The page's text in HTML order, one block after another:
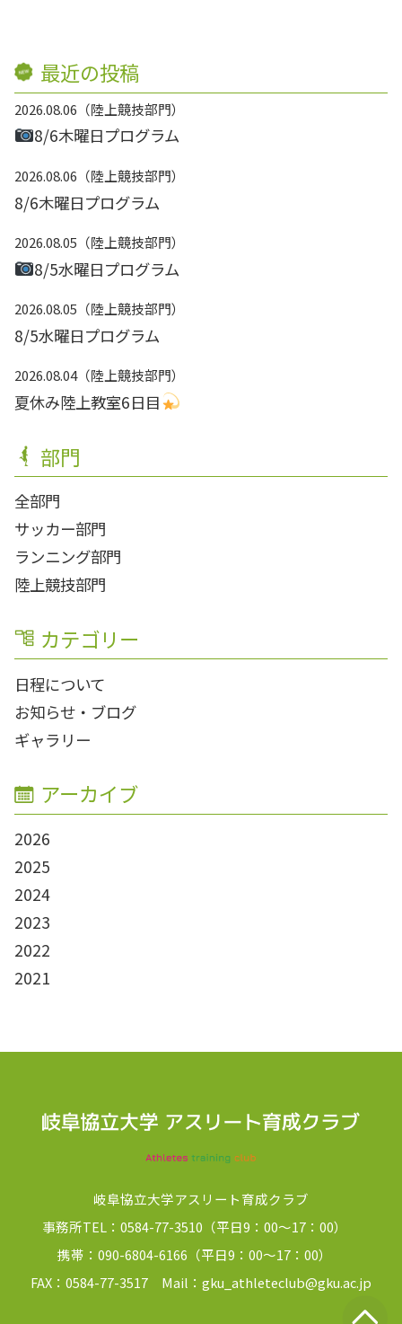
最近の投稿
2026.08.06 陸上競技部門
8/6木曜日プログラム
2026.08.06 陸上競技部門
8/6木曜日プログラム
2026.08.05 陸上競技部門
8/5水曜日プログラム
2026.08.05 陸上競技部門
8/5水曜日プログラム
2026.08.04 陸上競技部門
夏休み陸上教室6日目
部門
全部門
サッカー部門
ランニング部門
陸上競技部門
カテゴリー
日程について
お知らせ・ブログ
ギャラリー
アーカイブ
2026
2025
2024
2023
2022
2021
岐阜協立大学アスリート育成クラブ
事務所TEL：0584-77-3510（平日9：00～17：00）
携帯：090-6804-6166（平日9：00～17：00）
FAX：0584-77-3517 Mail：gku_athleteclub@gku.ac.jp